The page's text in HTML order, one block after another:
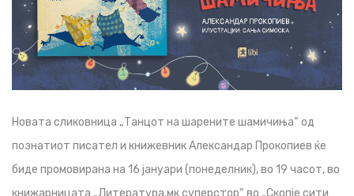
Новата сликовница „Танцот на шарените шамичиња“ од
познатиот писател и книжевник Александар Прокопиев ќе
биде промовирана на 16 јануари (понеделник), во 19 часот, во
книжарницата „Литература.мк суперстор“ во „Скопје сити